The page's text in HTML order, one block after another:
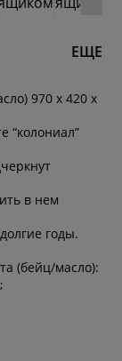
ЕЩЕ
970 х 420 х
“колониал”
в нем
годы.
(бейц/масло):